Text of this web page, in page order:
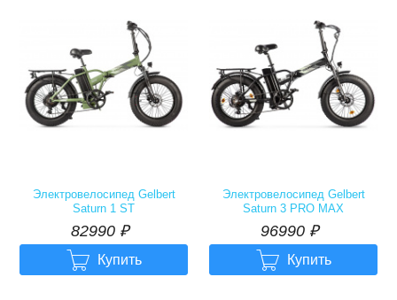
Электровелосипед Gelbert
Saturn 1 ST
82990р.
82990 ₽
 Купить
Электровелосипед Gelbert
Saturn 3 PRO MAX
96990р.
96990 ₽
 Купить